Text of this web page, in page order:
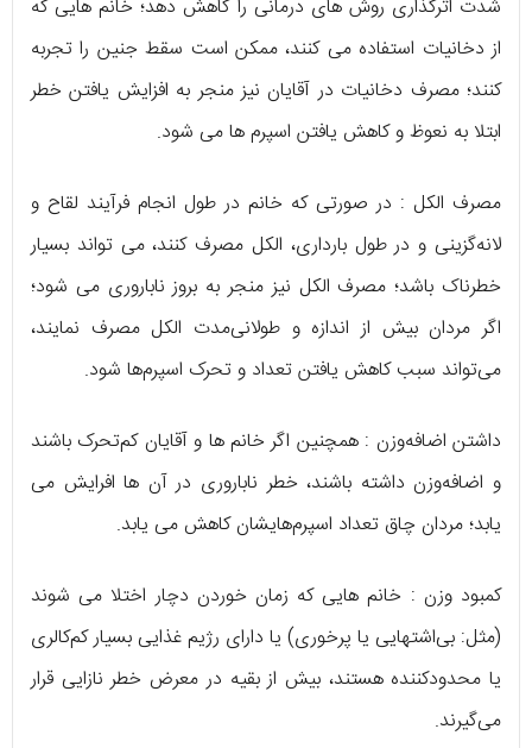
شدت اثرگذاری روش های درمانی را کاهش دهد؛ خانم هایی که
از دخانیات استفاده می کنند، ممکن است سقط جنین را تجربه
کنند؛ مصرف دخانیات در آقایان نیز منجر به افزایش یافتن خطر
ابتلا به نعوظ و کاهش یافتن اسپرم ها می شود.
مصرف الکل : در صورتی که خانم در طول انجام فرآیند لقاح و
لانه‌گزینی و در طول بارداری، الکل مصرف کنند، می تواند بسیار
خطرناک باشد؛ مصرف الکل نیز منجر به بروز ناباروری می شود؛
اگر مردان بیش از اندازه و طولانی‌مدت الکل مصرف نمایند،
می‌تواند سبب کاهش یافتن تعداد و تحرک اسپرم‌ها شود.
داشتن اضافه‌وزن : همچنین اگر خانم ها و آقایان کم‌تحرک باشند
و اضافه‌وزن داشته باشند، خطر ناباروری در آن ها افرایش می
یابد؛ مردان چاق تعداد اسپرم‌هایشان کاهش می یابد.
کمبود وزن : خانم هایی که زمان خوردن دچار اختلا می شوند
(مثل: بی‌اشتهایی یا پرخوری) یا دارای رژیم غذایی بسیار کم‌کالری
یا محدودکننده هستند، بیش از بقیه در معرض خطر نازایی قرار
می‌گیرند.